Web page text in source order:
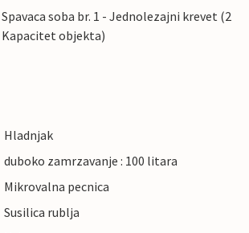
Spavaca soba br. 1 - Jednolezajni krevet (2
Kapacitet objekta)
Hladnjak
duboko zamrzavanje : 100 litara
Mikrovalna pecnica
Susilica rublja